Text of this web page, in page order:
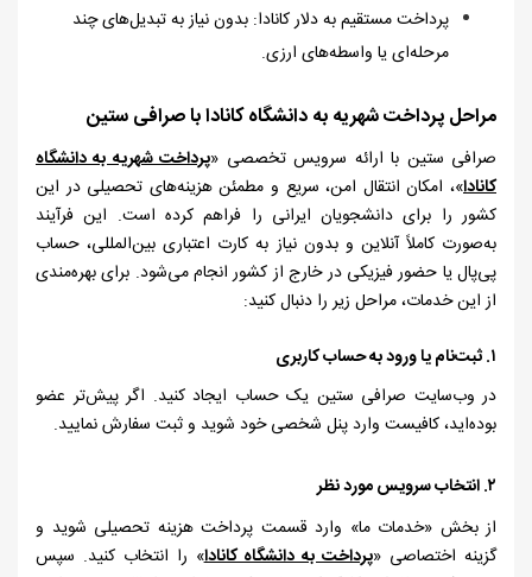
پرداخت مستقیم به دلار کانادا: بدون نیاز به تبدیل‌های چند
مرحله‌ای یا واسطه‌های ارزی.
مراحل پرداخت شهریه به دانشگاه کانادا با صرافی ستین
صرافی ستین با ارائه سرویس تخصصی «پرداخت شهریه به دانشگاه
کانادا»، امکان انتقال امن، سریع و مطمئن هزینه‌های تحصیلی در این
کشور را برای دانشجویان ایرانی را فراهم کرده است. این فرآیند
به‌صورت کاملاً آنلاین و بدون نیاز به کارت اعتباری بین‌المللی، حساب
پی‌پال یا حضور فیزیکی در خارج از کشور انجام می‌شود. برای بهره‌مندی
از این خدمات، مراحل زیر را دنبال کنید:
۱. ثبت‌نام یا ورود به حساب کاربری
در وب‌سایت صرافی ستین یک حساب ایجاد کنید. اگر پیش‌تر عضو
بوده‌اید، کافیست وارد پنل شخصی خود شوید و ثبت سفارش نمایید.
۲. انتخاب سرویس مورد نظر
از بخش «خدمات ما» وارد قسمت پرداخت هزینه تحصیلی شوید و
گزینه اختصاصی «پرداخت به دانشگاه کانادا» را انتخاب کنید. سپس